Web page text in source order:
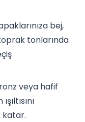
bej,
tonlarında
veya hafif
katar.